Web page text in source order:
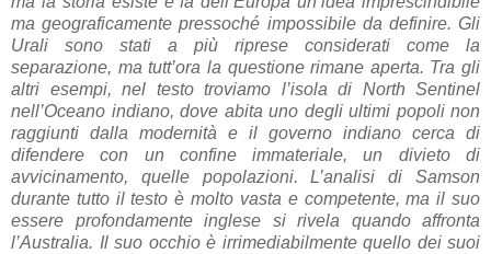
ma geograficamente pressoché impossibile da definire. Gli
Urali sono stati a più riprese considerati come la
separazione, ma tutt’ora la questione rimane aperta. Tra gli
altri esempi, nel testo troviamo l’isola di North Sentinel
nell’Oceano indiano, dove abita uno degli ultimi popoli non
raggiunti dalla modernità e il governo indiano cerca di
difendere con un confine immateriale, un divieto di
avvicinamento, quelle popolazioni. L’analisi di Samson
durante tutto il testo è molto vasta e competente, ma il suo
essere profondamente inglese si rivela quando affronta
l’Australia. Il suo occhio è irrimediabilmente quello dei suoi